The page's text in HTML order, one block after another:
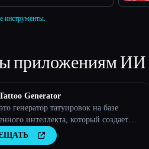
инструменты.
приложениям ИИ
Generator
генератор татуировок на базе
интеллекта, который создает
дизайны татуировок на
ввода.